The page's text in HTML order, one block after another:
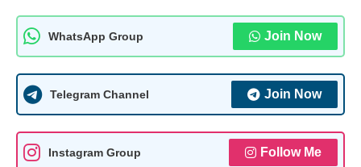
WhatsApp Group Join Now
Telegram Channel Join Now
Instagram Group Follow Me